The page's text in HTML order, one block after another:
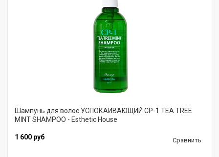
Шампунь для волос УСПОКАИВАЮЩИЙ CP-1 TEA TREE
MINT SHAMPOO - Esthetic House
1 600 руб Сравнить